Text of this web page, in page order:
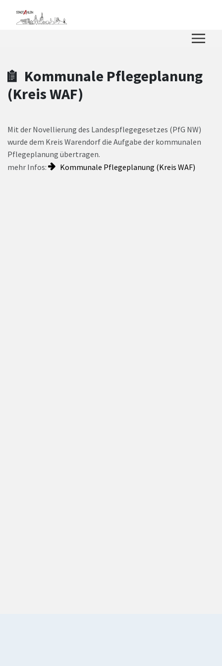
Zum Header
Zum Hauptinhalt
Zum Footer
Zum Hauptinhalt springen
Kommunale Pflegeplanung
(Kreis WAF)
Mit der Novellierung des Landespflegegesetzes (PfG NW)
wurde dem Kreis Warendorf die Aufgabe der kommunalen
Pflegeplanung übertragen.
mehr Infos:
Kommunale Pflegeplanung (Kreis WAF)